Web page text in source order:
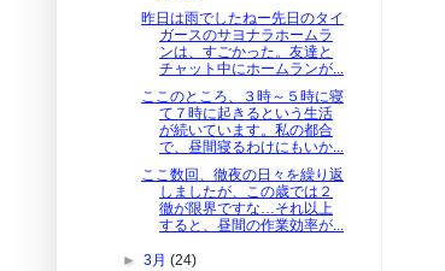
昨日は雨でしたねー先日のタイ
ガースのサヨナラホームラ
ンは、すごかった。友達と
チャット中にホームランが...
ここのところ、３時～５時に寝
て７時に起きるという生活
が続いています。私の都合
で、昼間寝るわけにもいか...
ここ数回、徹夜の日々を繰り返
しましたが、この歳では２
徹が限界ですな…それ以上
すると、昼間の作業効率が...
►3月(24)